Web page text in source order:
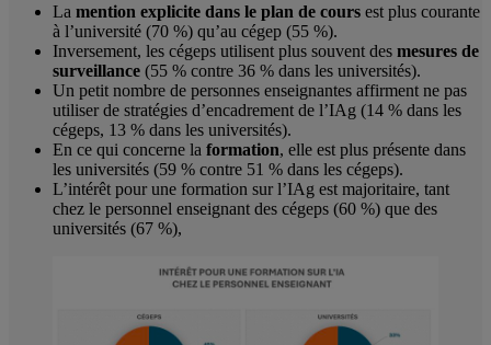
La mention explicite dans le plan de cours est plus courante
à l’université (70 %) qu’au cégep (55 %).
Inversement, les cégeps utilisent plus souvent des mesures de
surveillance (55 % contre 36 % dans les universités).
Un petit nombre de personnes enseignantes affirment ne pas
utiliser de stratégies d’encadrement de l’IAg (14 % dans les
cégeps, 13 % dans les universités).
En ce qui concerne la formation, elle est plus présente dans
les universités (59 % contre 51 % dans les cégeps).
L’intérêt pour une formation sur l’IAg est majoritaire, tant
chez le personnel enseignant des cégeps (60 %) que des
universités (67 %),